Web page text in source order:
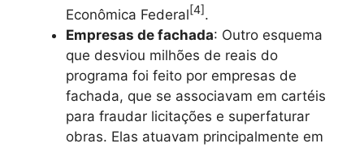
Econômica Federal [4].
Empresas de fachada: Outro esquema
que desviou milhões de reais do
programa foi feito por empresas de
fachada, que se associavam em cartéis
para fraudar licitações e superfaturar
obras. Elas atuavam principalmente em